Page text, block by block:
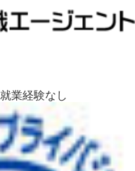
就業経験なし